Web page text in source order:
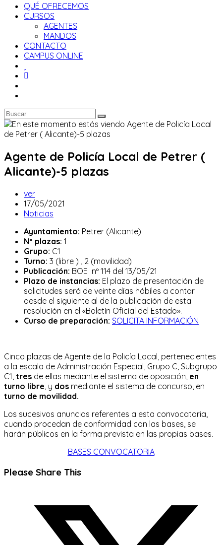
QUÉ OFRECEMOS
CURSOS
AGENTES
MANDOS
CONTACTO
CAMPUS ONLINE
Agente de Policía Local de Petrer (
Alicante)-5 plazas
Autor
de
la
ver
Publicación
de
entrada:
17/05/2021
Categoría
la
entrada:
Noticias
Ayuntamiento: Petrer (Alicante)
Nº plazas: 1
Grupo: C1
Turno: 3 (libre ) , 2 (movilidad)
Publicación: BOE nº 114 del 13/05/21
Plazo de instancias: El plazo de presentación de
solicitudes será de veinte días hábiles a contar
desde el siguiente al de la publicación de esta
resolución en el «Boletín Oficial del Estado».
Curso de preparación: SOLICITA INFORMACIÓN
Cinco plazas de Agente de la Policía Local, pertenecientes
a la escala de Administración Especial, Grupo C, Subgrupo
C1, tres de ellas mediante el sistema de oposición, en
turno libre , y dos mediante el sistema de concurso, en
turno de movilidad.
Los sucesivos anuncios referentes a esta convocatoria,
cuando procedan de conformidad con las bases, se
harán públicos en la forma prevista en las propias bases.
BASES CONVOCATORIA
Please Share ThisCompartir